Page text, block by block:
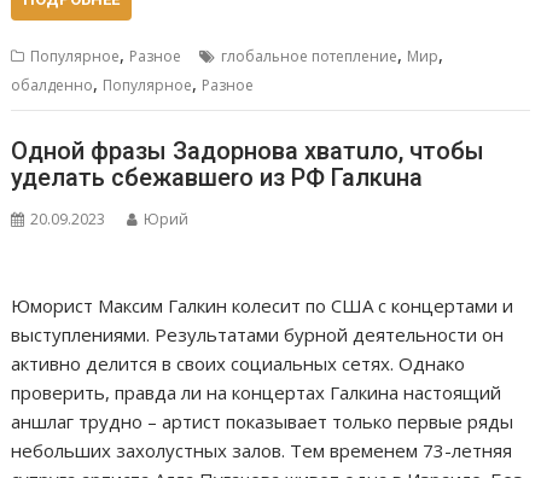
Популярное, Разное глобальное потепление, Мир,
обалденно, Популярное, Разное
Одной фразы Задорнова хватuло, чтобы
уделать сбежавшеrо из РФ Галкuна
20.09.2023 Юрий
Юморист Максим Галкин колесит по США с концертами и
выступлениями. Результатами бурной деятельности он
активно делится в своих социальных сетях. Однако
проверить, правда ли на концертах Галкина настоящий
аншлаг трудно – артист показывает только первые ряды
небольших захолустных залов. Тем временем 73-летняя